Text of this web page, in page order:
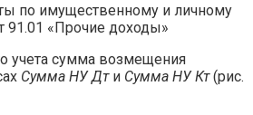
по имущественному и личному
91.01 «Прочие доходы»
учета сумма возмещения
Сумма НУ Дти Сумма НУ Кт(рис.